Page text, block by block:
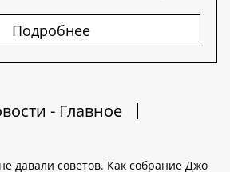
Подробнее
- Главное
давали советов. Как собрание Джо